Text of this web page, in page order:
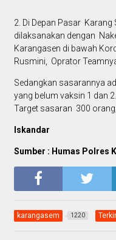
2. Di Depan Pasar
dilaksanakan dengan
Karangasen di bawah
Rusmini, Oprator
Sedangkan sasarannya
yang belum vaksin 1 dan
Target sasaran 300 orang,
Iskandar
Sumber : Humas Polres
karangasem 1220